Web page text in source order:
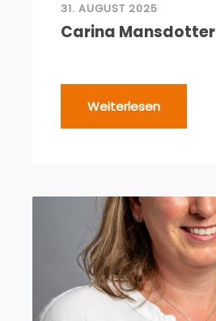
31. AUGUST 2025
Carina Mansdotter
Weiterlesen